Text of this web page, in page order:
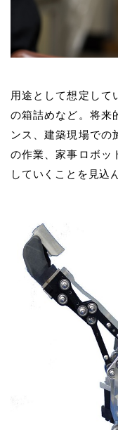
用途として想定して
の箱詰めなど。将来
ンス、建築現場での
の作業、家事ロボッ
していくことを見込